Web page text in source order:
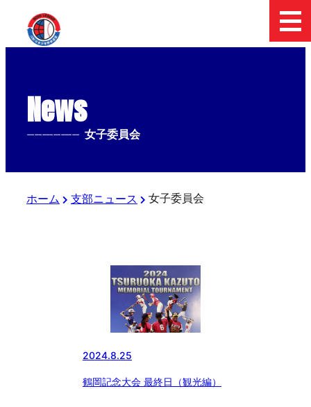
News
-------------- 女子委員会
ホーム 支部ニュース 女子委員会
2024.8.25
鶴岡記念大会 最終日（観光編）